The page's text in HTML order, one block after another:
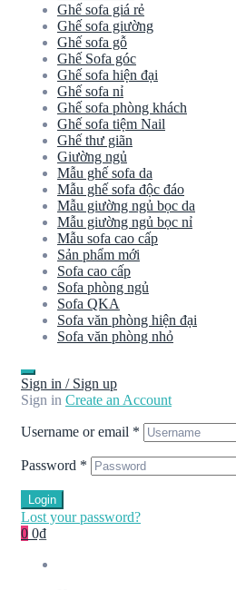
Ghế sofa giá rẻ
Ghế sofa giường
Ghế sofa gỗ
Ghế Sofa góc
Ghế sofa hiện đại
Ghế sofa nỉ
Ghế sofa phòng khách
Ghế sofa tiệm Nail
Ghế thư giãn
Giường ngủ
Mẫu ghế sofa da
Mẫu ghế sofa độc đáo
Mẫu giường ngủ bọc da
Mẫu giường ngủ bọc nỉ
Mẫu sofa cao cấp
Sản phẩm mới
Sofa cao cấp
Sofa phòng ngủ
Sofa QKA
Sofa văn phòng hiện đại
Sofa văn phòng nhỏ
Sign in / Sign up
Sign in Create an Account
Username or email *
Password *
Login
Lost your password?
0 0₫